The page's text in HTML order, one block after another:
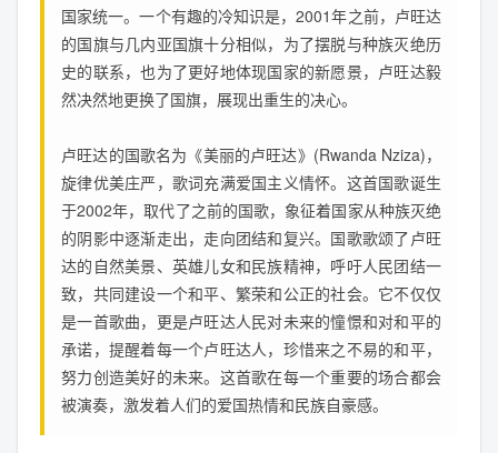
国家统一。一个有趣的冷知识是，2001年之前，卢旺达
的国旗与几内亚国旗十分相似，为了摆脱与种族灭绝历
史的联系，也为了更好地体现国家的新愿景，卢旺达毅
然决然地更换了国旗，展现出重生的决心。
卢旺达的国歌名为《美丽的卢旺达》(Rwanda Nziza)，
旋律优美庄严，歌词充满爱国主义情怀。这首国歌诞生
于2002年，取代了之前的国歌，象征着国家从种族灭绝
的阴影中逐渐走出，走向团结和复兴。国歌歌颂了卢旺
达的自然美景、英雄儿女和民族精神，呼吁人民团结一
致，共同建设一个和平、繁荣和公正的社会。它不仅仅
是一首歌曲，更是卢旺达人民对未来的憧憬和对和平的
承诺，提醒着每一个卢旺达人，珍惜来之不易的和平，
努力创造美好的未来。这首歌在每一个重要的场合都会
被演奏，激发着人们的爱国热情和民族自豪感。